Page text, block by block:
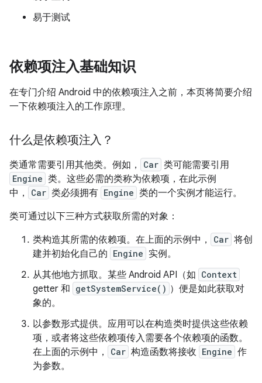
易于测试
依赖项注入基础知识
在专门介绍 Android 中的依赖项注入之前，本页将简要介绍
一下依赖项注入的工作原理。
什么是依赖项注入？
类通常需要引用其他类。例如， Car 类可能需要引用
Engine 类。这些必需的类称为依赖项，在此示例
中，
Car 类必须拥有 Engine 类的一个实例才能运行。
类可通过以下三种方式获取所需的对象：
类构造其所需的依赖项。在上面的示例中，
Car 将创
建并初始化自己的 Engine 实例。
从其他地方抓取。某些 Android API（如 Context
getter 和 getSystemService() ）便是如此获取对
象的。
以参数形式提供。应用可以在构造类时提供这些依赖
项，或者将这些依赖项传入需要各个依赖项的函数。
在上面的示例中，
Car 构造函数将接收 Engine 作
为参数。